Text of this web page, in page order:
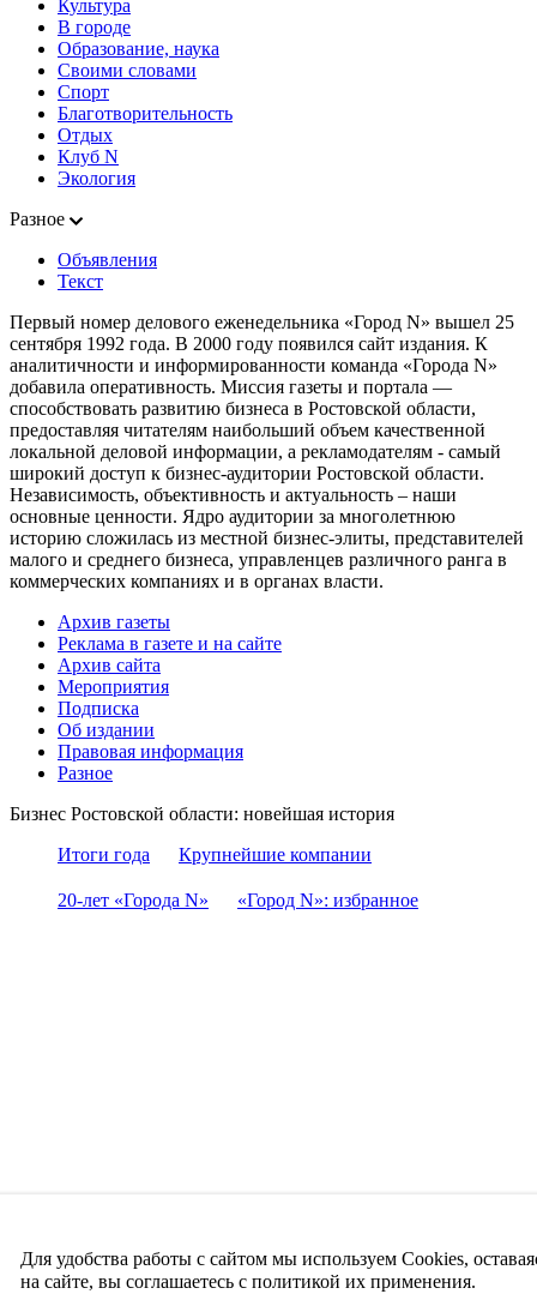
Культура
В городе
Образование, наука
Своими словами
Спорт
Благотворительность
Отдых
Клуб N
Экология
Разное
Объявления
Текст
Первый номер делового еженедельника «Город N» вышел 25
сентября 1992 года. В 2000 году появился сайт издания. К
аналитичности и информированности команда «Города N»
добавила оперативность. Миссия газеты и портала —
способствовать развитию бизнеса в Ростовской области,
предоставляя читателям наибольший объем качественной
локальной деловой информации, а рекламодателям - самый
широкий доступ к бизнес-аудитории Ростовской области.
Независимость, объективность и актуальность – наши
основные ценности. Ядро аудитории за многолетнюю
историю сложилась из местной бизнес-элиты, представителей
малого и среднего бизнеса, управленцев различного ранга в
коммерческих компаниях и в органах власти.
Архив газеты
Реклама в газете и на сайте
Архив сайта
Мероприятия
Подписка
Об издании
Правовая информация
Разное
Бизнес Ростовской области: новейшая история
Итоги года
Крупнейшие компании
20-лет «Города N» «Город N»: избранное
Для удобства работы с сайтом мы используем Cookies,
на сайте, вы соглашаетесь с политикой их применения.